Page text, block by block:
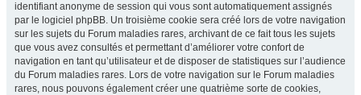
identifiant anonyme de session qui vous sont automatiquement assignés
par le logiciel phpBB. Un troisième cookie sera créé lors de votre navigation
sur les sujets du Forum maladies rares, archivant de ce fait tous les sujets
que vous avez consultés et permettant d’améliorer votre confort de
navigation en tant qu’utilisateur et de disposer de statistiques sur l’audience
du Forum maladies rares. Lors de votre navigation sur le Forum maladies
rares, nous pouvons également créer une quatrième sorte de cookies,